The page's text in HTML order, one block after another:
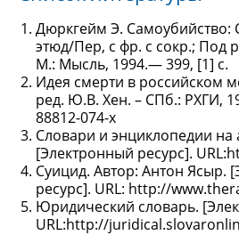
Дюркгейм Э. Самоубийство:
этюд/Пер, с фр. с сокр.; Под
М.: Мысль, 1994.— 399, [1] с.
Идея смерти в российском
ред. Ю.В. Хен. – СПб.: РХГИ,
88812-074-x
Словари и энциклопедии на
[Электронный ресурс].
Суицид. Автор: Антон Ясыр.
ресурс]. URL: http://
Юридический словарь.
URL:http://